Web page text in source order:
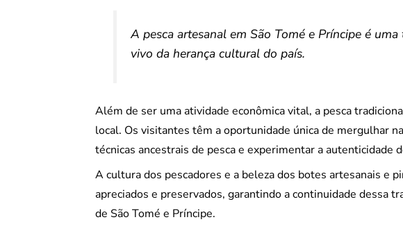
A pesca artesanal em São Tomé e Príncipe é
vivo da herança cultural do país.
Além de ser uma atividade econômica vital, a pesca
local. Os visitantes têm a oportunidade única de mergulhar
técnicas ancestrais de pesca e experimentar a autenticidade
A cultura dos pescadores e a beleza dos botes artesanais e
apreciados e preservados, garantindo a continuidade dessa
de São Tomé e Príncipe.